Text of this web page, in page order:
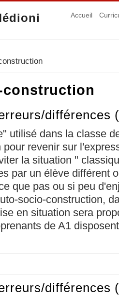
Accueil
différences
utilisé dans la classe
pour revenir sur
la situation "
par un élève différent
que pas ou si peu
socio-construction,
en situation sera
de A1
différences